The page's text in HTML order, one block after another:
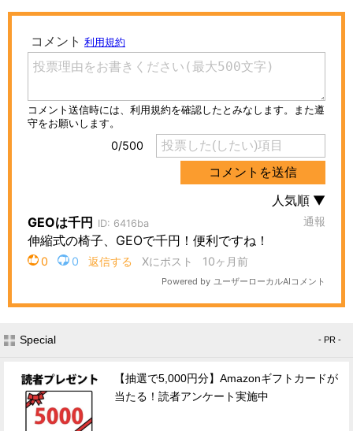
Special - PR -
【抽選で5,000円分】Amazonギフトカードが
当たる！読者アンケート実施中